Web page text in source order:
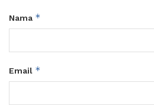
Nama *
Email *